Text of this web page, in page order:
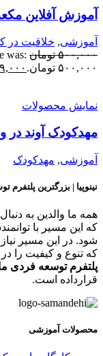
آفلاین
, خلاقیت در
تومان was:
تومان.
محصولات
آوند در
, مهدکودک
| بزرگترین پلتفرم
ما والدین به
این مسیر با
در این مسیر
تنوع و کیفیت را در
توسعه فردی
است.
آموزشی